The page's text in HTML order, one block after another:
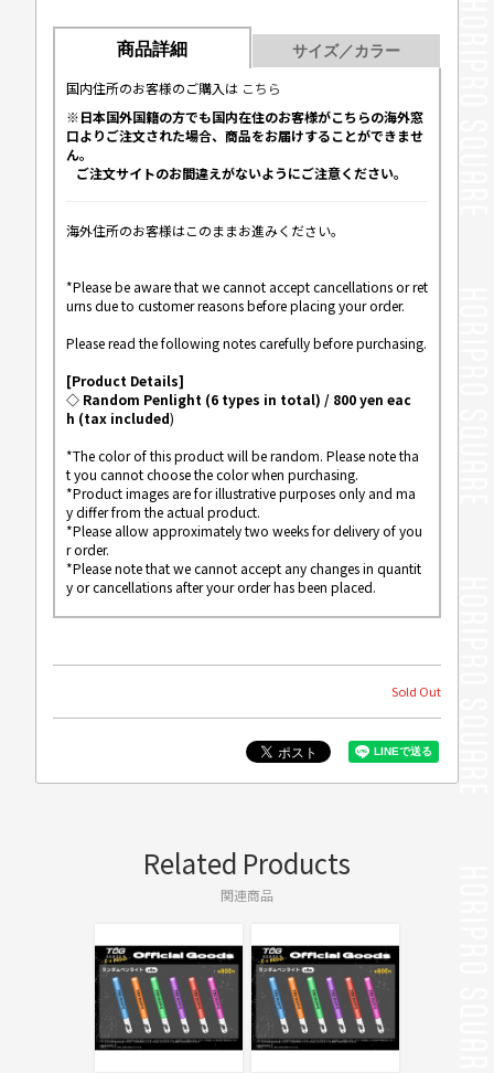
商品詳細
サイズ／カラー
国内住所のお客様のご購入は こちら
※日本国外国籍の方でも国内在住のお客様がこちらの海外窓
口よりご注文された場合、商品をお届けすることができませ
ん。
ご注文サイトのお間違えがないようにご注意ください。
海外住所のお客様はこのままお進みください。
*Please be aware that we cannot accept cancellations or ret
urns due to customer reasons before placing your order.
Please read the following notes carefully before purchasing.
[Product Details]
◇ Random Penlight (6 types in total) / 800 yen eac
h (tax included)
*The color of this product will be random. Please note tha
t you cannot choose the color when purchasing.
*Product images are for illustrative purposes only and ma
y differ from the actual product.
*Please allow approximately two weeks for delivery of you
r order.
*Please note that we cannot accept any changes in quantit
y or cancellations after your order has been placed.
Sold Out
Related Products
関連商品